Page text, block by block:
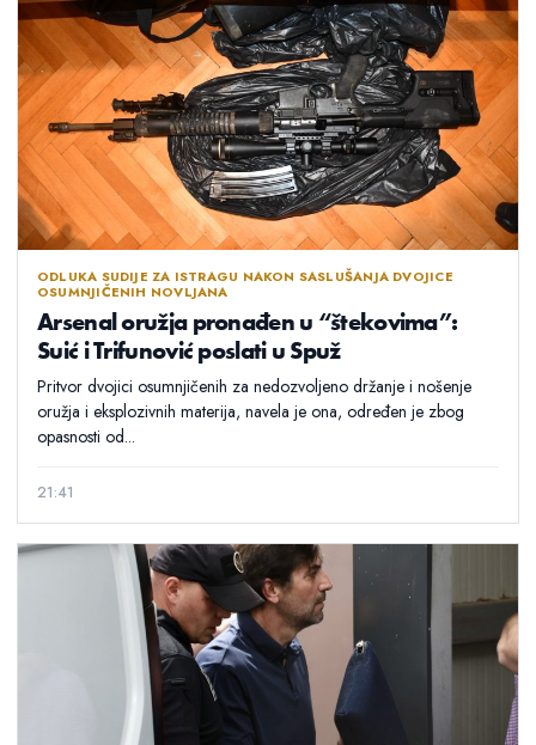
ODLUKA SUDIJE ZA ISTRAGU NAKON SASLUŠANJA DVOJICE
OSUMNJIČENIH NOVLJANA
Arsenal oružja pronađen u “štekovima”:
Suić i Trifunović poslati u Spuž
Pritvor dvojici osumnjičenih za nedozvoljeno držanje i nošenje
oružja i eksplozivnih materija, navela je ona, određen je zbog
opasnosti od...
21:41